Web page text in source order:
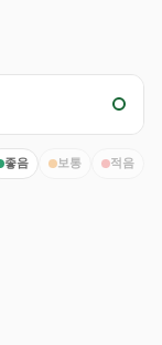
좋음 보통 적음